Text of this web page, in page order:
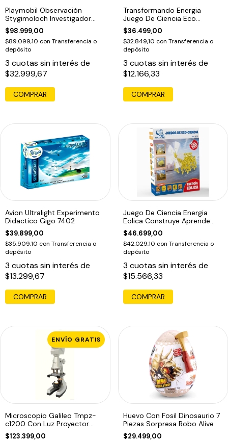
Playmobil Observación
Stygimoloch Investigador
+37pcs 71822
$98.999,00
$89.099,10 con Transferencia o
depósito
3 cuotas sin interés de
$32.999,67
COMPRAR
Transformando Energia
Juego De Ciencia Eco
Aprende Galileo
$36.499,00
$32.849,10 con Transferencia o
depósito
3 cuotas sin interés de
$12.166,33
Avion Ultralight Experimento
Didactico Gigo 7402
$39.899,00
$35.909,10 con Transferencia o
depósito
3 cuotas sin interés de
$13.299,67
COMPRAR
Juego De Ciencia Energia
Eolica Construye Aprende
Galileo
$46.699,00
$42.029,10 con Transferencia o
depósito
3 cuotas sin interés de
$15.566,33
ENVÍO GRATIS
Microscopio Galileo Tmpz-
c1200 Con Luz Proyector
Educando
$123.399,00
Huevo Con Fosil Dinosaurio 7
Piezas Sorpresa Robo Alive
$29.499,00